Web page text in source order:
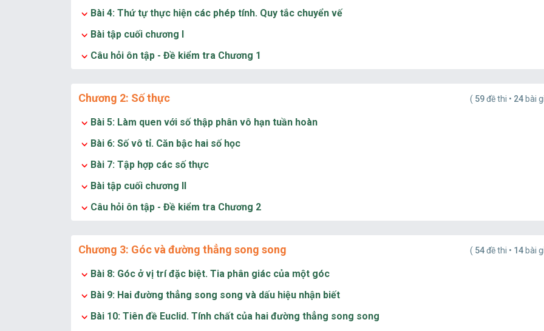
Bài 4: Thứ tự thực hiện các phép tính. Quy tắc chuyển vế
Bài tập cuối chương I
Câu hỏi ôn tập - Đề kiểm tra Chương 1
Chương 2: Số thực ( 59đề thi • 24 bài
Bài 5: Làm quen với số thập phân vô hạn tuần hoàn
Bài 6: Số vô tỉ. Căn bậc hai số học
Bài 7: Tập hợp các số thực
Bài tập cuối chương II
Câu hỏi ôn tập - Đề kiểm tra Chương 2
Chương 3: Góc và đường thẳng song song ( 54đề thi • 14 bài
Bài 8: Góc ở vị trí đặc biệt. Tia phân giác của một góc
Bài 9: Hai đường thẳng song song và dấu hiệu nhận biết
Bài 10: Tiên đề Euclid. Tính chất của hai đường thẳng song song